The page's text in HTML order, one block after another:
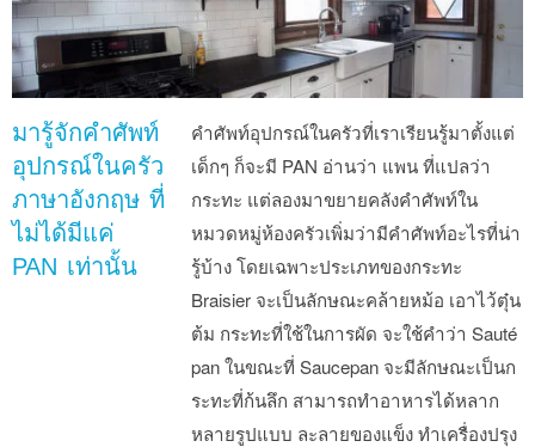
มารู้จักคำศัพท์
อุปกรณ์ในครัว
ภาษาอังกฤษ ที่
ไม่ได้มีแค่
PAN เท่านั้น
คำศัพท์อุปกรณ์ในครัวที่เราเรียนรู้มาตั้งแต่
เด็กๆ ก็จะมี PAN อ่านว่า แพน ที่แปลว่า
กระทะ แต่ลองมาขยายคลังคำศัพท์ใน
หมวดหมู่ห้องครัวเพิ่มว่ามีคำศัพท์อะไรที่น่า
รู้บ้าง โดยเฉพาะประเภทของกระทะ
Braisier จะเป็นลักษณะคล้ายหม้อ เอาไว้ตุ๋น
ต้ม กระทะที่ใช้ในการผัด จะใช้คำว่า Sauté
pan ในขณะที่ Saucepan จะมีลักษณะเป็นก
ระทะที่ก้นลึก สามารถทำอาหารได้หลาก
หลายรูปแบบ ละลายของแข็ง ทำเครื่องปรุง